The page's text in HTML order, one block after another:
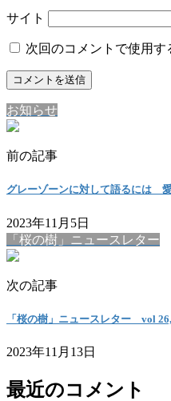
サイト
次回のコメントで使用す
お知らせ
前の記事
グレーゾーンに対して語るには
2023年11月5日
「桜の樹」ニュースレター
次の記事
「桜の樹」ニュースレター vol
2023年11月13日
最近のコメント